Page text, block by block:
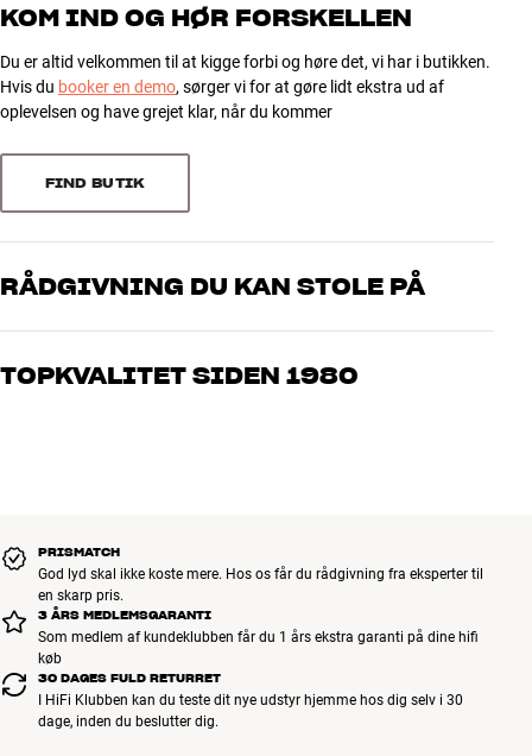
Vægt (kg)
0,38
Vægt emballage (kg)
0,38
Mål (emballage)
8 x 5 x 22 cm (bredde x højde x
dybde)
Kabel længde :
KOM IND OG HØR FORSKELLEN
Du er altid velkommen til at kigge forbi og høre det, vi har i butikken.
Hvis du booker en demo, sørger vi for at gøre lidt ekstra ud af
oplevelsen og have grejet klar, når du kommer
FIND BUTIK
RÅDGIVNING DU KAN STOLE PÅ
Vores medarbejdere er ægte entusiaster, som kender produkterne
os, hvad du drømmer om – så finder vi den løsning, der passer
TOPKVALITET SIDEN 1980
PRISMATCH
God lyd skal ikke koste mere. Hos os får du rådgivning fra eksperter til
en skarp pris.
3 ÅRS MEDLEMSGARANTI
Som medlem af kundeklubben får du 1 års ekstra garanti på dine hifi
køb
30 DAGES FULD RETURRET
I HiFi Klubben kan du teste dit nye udstyr hjemme hos dig selv i 30
dage, inden du beslutter dig.